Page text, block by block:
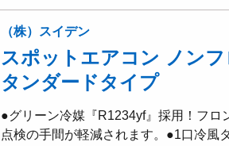
（株）スイデン
スポットエアコン ノン
タンダードタイプ
●グリーン冷媒『R1234yf』採用！フロ
点検の手間が軽減されます。●1口冷風